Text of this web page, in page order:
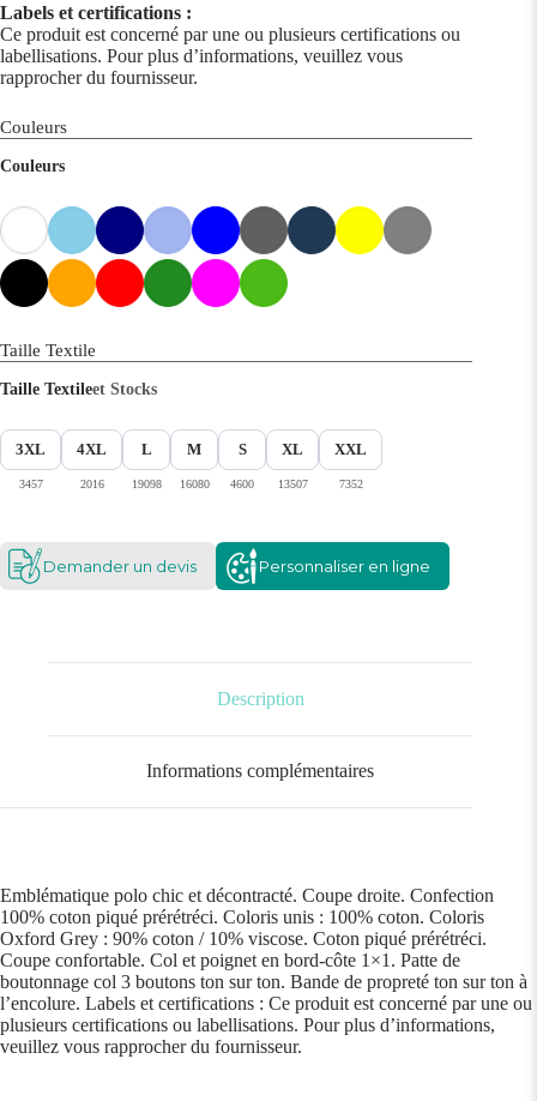
Labels et certifications :
Ce produit est concerné par une ou plusieurs certifications ou
labellisations. Pour plus d’informations, veuillez vous
rapprocher du fournisseur.
Couleurs
Couleurs
Taille Textile
Taille Textileet Stocks
3XL
3457
4XL
2016
L
19098
M
16080
S
4600
XL
13507
XXL
7352
Demander un devis Personnaliser en ligne
Description
Informations complémentaires
Emblématique polo chic et décontracté. Coupe droite. Confection
100% coton piqué prérétréci. Coloris unis : 100% coton. Coloris
Oxford Grey : 90% coton / 10% viscose. Coton piqué prérétréci.
Coupe confortable. Col et poignet en bord-côte 1×1. Patte de
boutonnage col 3 boutons ton sur ton. Bande de propreté ton sur ton à
l’encolure. Labels et certifications : Ce produit est concerné par une ou
plusieurs certifications ou labellisations. Pour plus d’informations,
veuillez vous rapprocher du fournisseur.